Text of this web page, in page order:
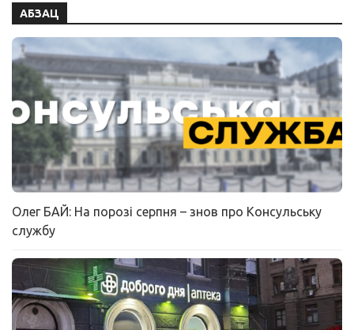
АБЗАЦ
Олег БАЙ: На порозі серпня – знов про Консульську
службу